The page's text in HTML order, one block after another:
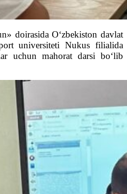
doirasida O‘zbekiston davlat
universiteti Nukus filialida
uchun mahorat darsi bo‘lib